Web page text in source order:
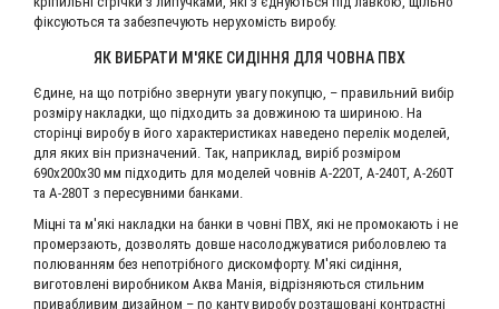
фіксуються та забезпечують нерухомість виробу.
ЯК ВИБРАТИ М'ЯКЕ СИДІННЯ ДЛЯ ЧОВНА ПВХ
Єдине, на що потрібно звернути увагу покупцю, – правильний вибір
розміру накладки, що підходить за довжиною та шириною. На
сторінці виробу в його характеристиках наведено перелік моделей,
для яких він призначений. Так, наприклад, виріб розміром
690х200х30 мм підходить для моделей човнів А-220Т, А-240Т, А-260Т
та А-280Т з пересувними банками.
Міцні та м'які накладки на банки в човні ПВХ, які не промокають і не
промерзають, дозволять довше насолоджуватися риболовлею та
полюванням без непотрібного дискомфорту. М'які сидіння,
виготовлені виробником Аква Манія, відрізняються стильним
привабливим дизайном – по канту виробу розташовані контрастні